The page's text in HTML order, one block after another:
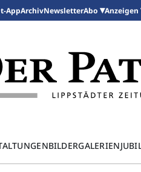
AppArchivNewsletterAbo Anzeigen
BILDERGALERIEN